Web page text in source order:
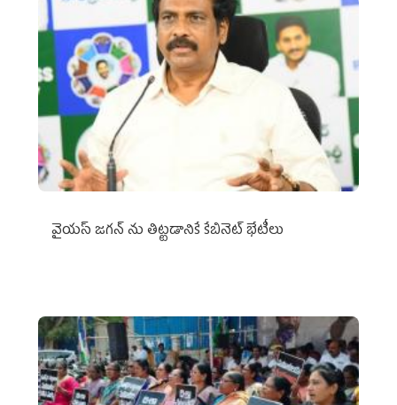
వైయ‌స్ జగన్‌ ను తిట్టడానికే కేబినెట్‌ భేటీలు